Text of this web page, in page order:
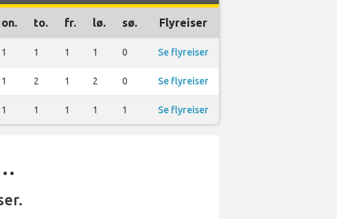
on. to. fr. lø. sø. Flyreiser
1 1 1 1 0 Se flyreiser
1 2 1 2 0 Se flyreiser
1 1 1 1 1 Se flyreiser